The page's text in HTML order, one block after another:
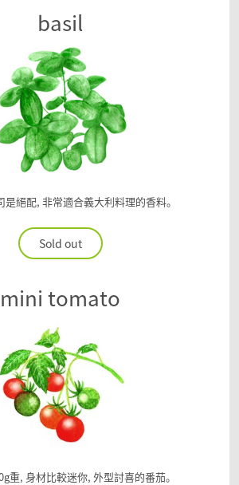
basil
是絕配, 非常適合義大利料理的香料。
Sold out
mini tomato
重, 身材比較迷你, 外型討喜的番茄。